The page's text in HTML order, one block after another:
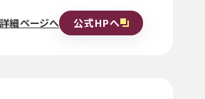
細ページへ
公式HPへ